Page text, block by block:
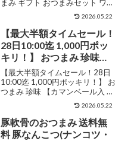
プレート 晩酌 惣菜 お取り
寄せ 人気 プレゼント 砂肝
牛タン 合鴨 おしゃれ 贅沢
1-2人前 3000円 お歳暮 ク
リスマス 冬ギフト ）
まみ ギフト おつまみセット ワイ
ン ビール 日本酒 酒 パーティー
プレート 晩酌 惣菜 お取り寄せ 人
気 プレゼント 砂肝 牛タン 合鴨
おしゃれ 贅沢 1-2人前 300...
2026.05.22
【最大半額タイムセール！
28日10:00迄 1,000円ポッ
キリ！】 おつまみ 珍味
【カマンベール入 3種チー
ズの.たらチーズ210g.】 北
海道 チータラ チーたら 訳
あり 食品 おやつ チーズ セ
ット ポイント消化 1000円
お取り寄せグルメ 食品 乾
【最大半額タイムセール！28日
10:00迄 1,000円ポッキリ！】 お
つまみ 珍味 【カマンベール入 3
種チーズの.たらチーズ210g.】
北海道 チータラ チーたら 訳あり
食品 おやつ チーズ セット ポイン
ト消化 1000円 お取り...
2026.05.22
豚軟骨のおつまみ 送料無
料 豚なんこつ(ナンコツ・